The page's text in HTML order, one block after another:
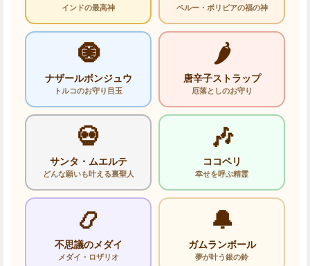
インドの最高神 ペルー・ボリビアの福の神
🧿
ナザールボンジュウ
トルコのお守り目玉
🌶️
唐辛子ストラップ
厄落としのお守り
💀
サンタ・ムエルテ
どんな願いも叶える裏聖人
🎶
ココペリ
幸せを呼ぶ精霊
📿
不思議のメダイ
メダイ・ロザリオ
🔔
ガムランボール
夢が叶う銀の鈴